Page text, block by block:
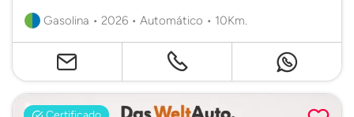
Gasolina • 2026 • Automático • 10Km.